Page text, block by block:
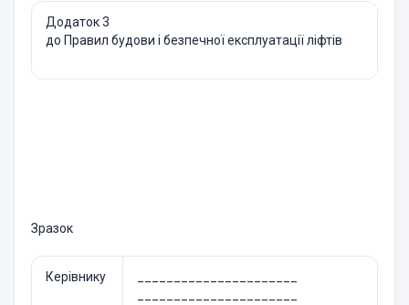
Додаток 3
до Правил будови і безпечної експлуатації ліфтів
Зразок
Керівнику